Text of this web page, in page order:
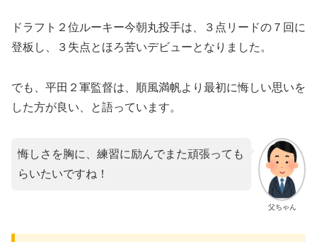
ドラフト２位ルーキー今朝丸投手は、３点リードの７回に
登板し、３失点とほろ苦いデビューとなりました。
でも、平田２軍監督は、順風満帆より最初に悔しい思いを
した方が良い、と語っています。
父ちゃん
悔しさを胸に、練習に励んでまた頑張っても
らいたいですね！